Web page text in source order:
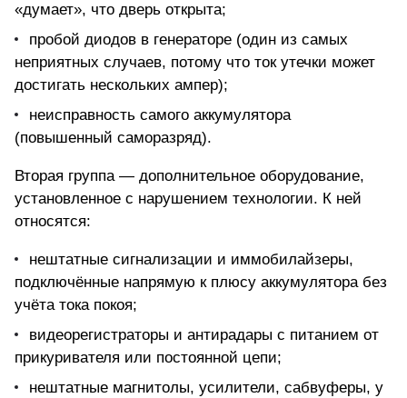
«думает», что дверь открыта;
пробой диодов в генераторе (один из самых
неприятных случаев, потому что ток утечки может
достигать нескольких ампер);
неисправность самого аккумулятора
(повышенный саморазряд).
Вторая группа — дополнительное оборудование,
установленное с нарушением технологии. К ней
относятся:
нештатные сигнализации и иммобилайзеры,
подключённые напрямую к плюсу аккумулятора без
учёта тока покоя;
видеорегистраторы и антирадары с питанием от
прикуривателя или постоянной цепи;
нештатные магнитолы, усилители, сабвуферы, у